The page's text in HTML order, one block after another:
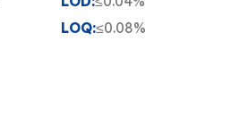
LOQ:≤0.08%